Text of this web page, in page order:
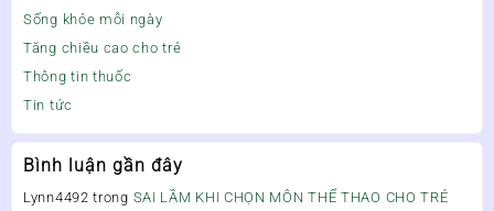
Sống khỏe mỗi ngày
Tăng chiều cao cho trẻ
Thông tin thuốc
Tin tức
Bình luận gần đây
Lynn4492 trong SAI LẦM KHI CHỌN MÔN THỂ THAO CHO TRẺ